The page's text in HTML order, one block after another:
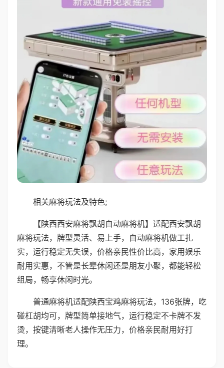
相关麻将玩法及特色;
【陕西西安麻将飘胡自动麻将机】适配西安飘胡
麻将玩法，牌型灵活、易上手，自动麻将机做工扎
实，运行稳定无失误，价格亲民性价比高，家用娱乐
耐用实惠，不管是长辈休闲还是朋友小聚，都能轻松
组局，畅享休闲时光。
普通麻将机适配陕西宝鸡麻将玩法，136张牌，吃
碰杠胡均可，牌型简单接地气，运行稳定不卡牌不发
烫，按键清晰老人操作无压力，价格亲民耐用好打
理。